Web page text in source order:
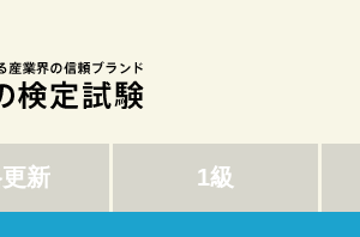
新 1級